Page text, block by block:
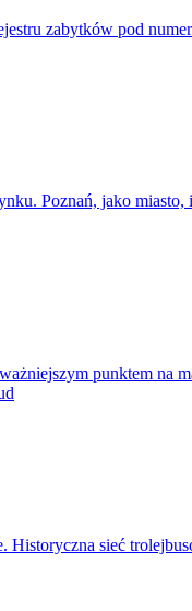
zabytków pod
Poznań, jako
punktem na
sieć